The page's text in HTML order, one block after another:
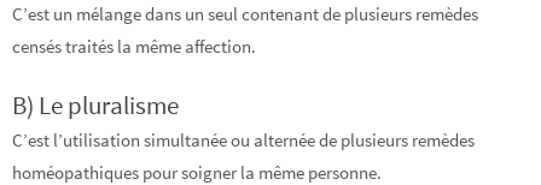
C’est un mélange dans un seul contenant de plusieurs remèdes
censés traités la même affection.
B) Le pluralisme
C’est l’utilisation simultanée ou alternée de plusieurs remèdes
homéopathiques pour soigner la même personne.